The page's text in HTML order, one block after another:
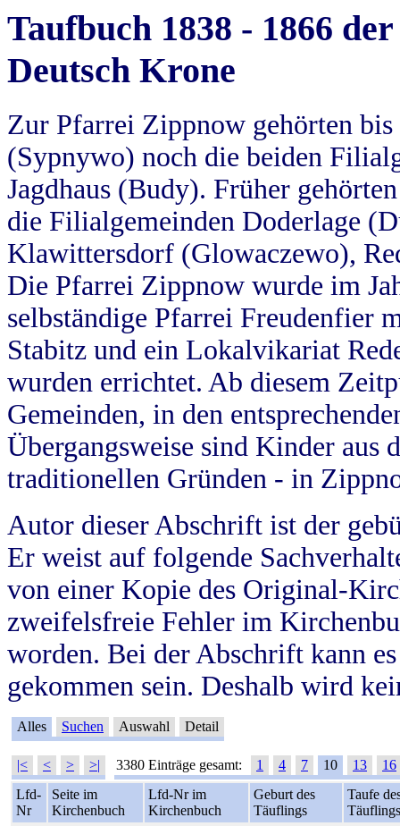
Taufbuch 1838 - 1866
Deutsch Krone
Zur Pfarrei Zippnow gehörten
(Sypnywo) noch die beiden
Jagdhaus (Budy). Früher
die Filialgemeinden Doderlage
Klawittersdorf (Glowaczewo),
Die Pfarrei Zippnow wurde im
selbständige Pfarrei Freudenfier
Stabitz und ein Lokalvikariat
wurden errichtet. Ab diesem
Gemeinden, in den
Übergangsweise sind Kinder aus
traditionellen Gründen - in
Autor dieser Abschrift ist der
Er weist auf folgende
von einer Kopie des Original-
zweifelsfreie Fehler im
worden. Bei der Abschrift kann
gekommen sein. Deshalb wird
Alles Suchen Auswahl Detail
|< < > >| 3380 Einträge gesamt: 1 4 7 10 13
16
Lfd-
Nr
Seite im
Kirchenbuch
Lfd-Nr im
Kirchenbuch
Geburt des
Täuflings
Taufe
Täuflings